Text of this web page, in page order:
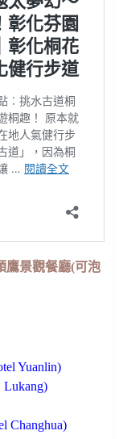
鷹景觀餐廳(可泡
Yuanlin)
Changhua)